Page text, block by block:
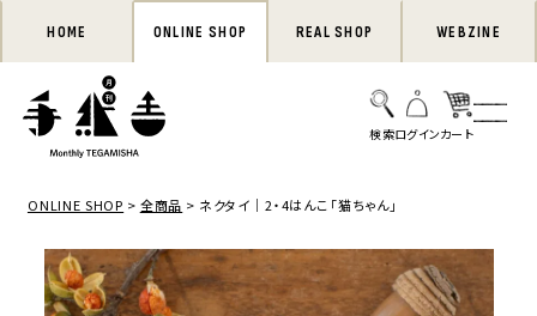
HOME ONLINE SHOP REAL SHOP WEBZINE
ONLINE SHOP 全商品 ネクタイ｜2・4はんこ「猫ちゃん」